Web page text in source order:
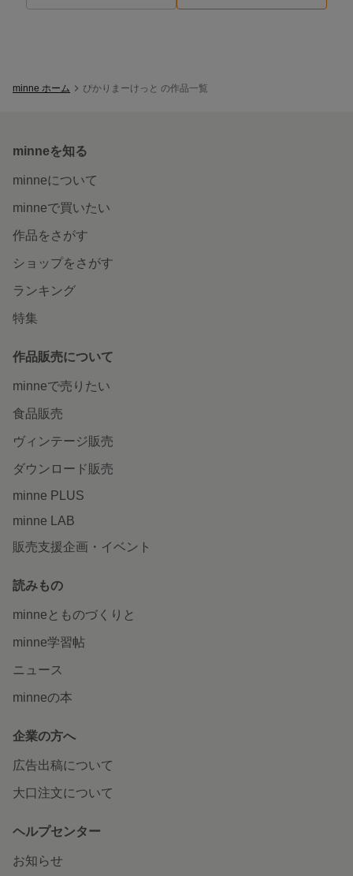
minne ホーム ぴかりまーけっと の作品一覧
minneを知る
minneについて
minneで買いたい
作品をさがす
ショップをさがす
ランキング
特集
作品販売について
minneで売りたい
食品販売
ヴィンテージ販売
ダウンロード販売
minne PLUS
minne LAB
販売支援企画・イベント
読みもの
minneとものづくりと
minne学習帖
ニュース
minneの本
企業の方へ
広告出稿について
大口注文について
ヘルプセンター
お知らせ